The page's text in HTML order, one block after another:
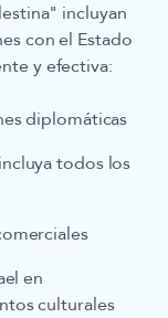
incluyan
con el Estado
y efectiva:
diplomáticas
todos los
en
culturales